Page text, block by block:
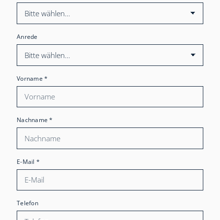
Anrede
Vorname*
Nachname*
E-Mail *
Telefon